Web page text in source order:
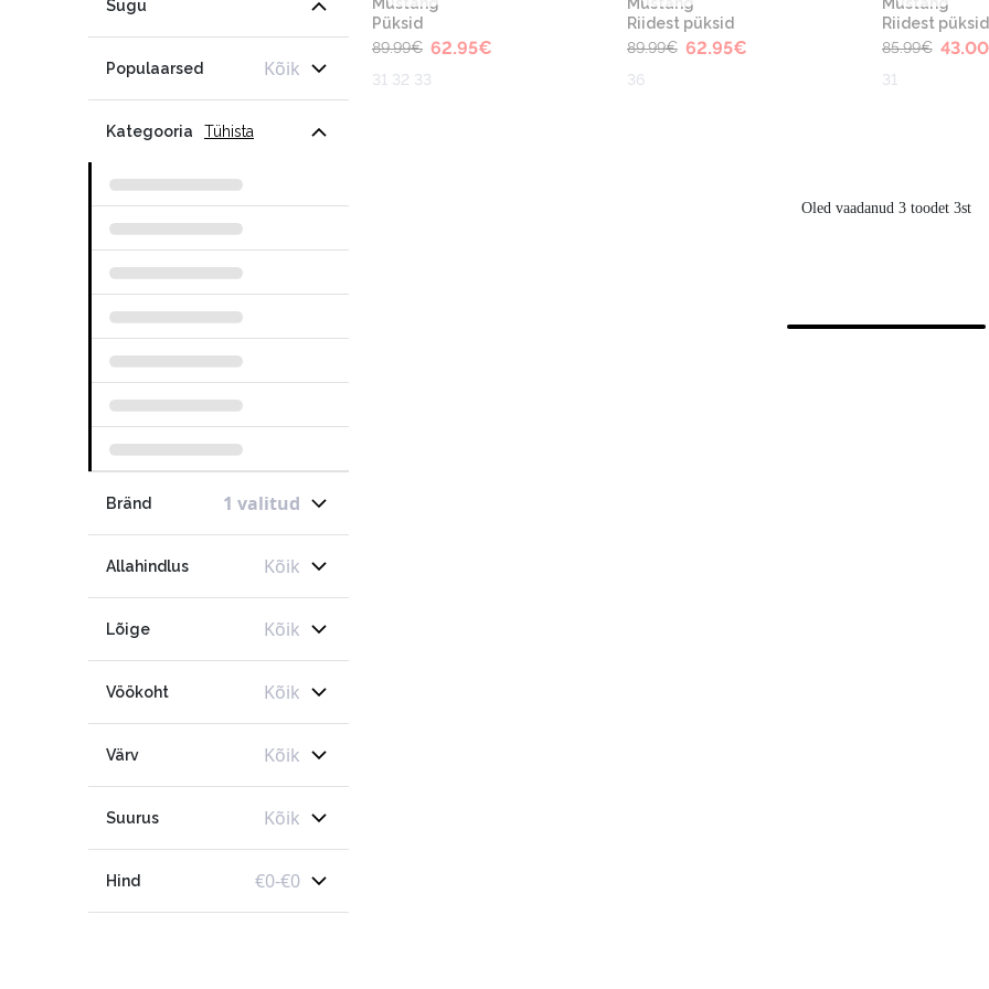
Sugu
Populaarsed Kõik
Kategooria Tühista
Bränd 1 valitud
Allahindlus Kõik
Lõige Kõik
Vöökoht Kõik
Värv Kõik
Suurus Kõik
Hind €0-€0
Püksid
89.99€ 62.95€
31 32 33
Riidest püksid
89.99€ 62.95€
36
Riidest püksid
85.99€ 43.00
31
Oled vaadanud 3 toodet 3st